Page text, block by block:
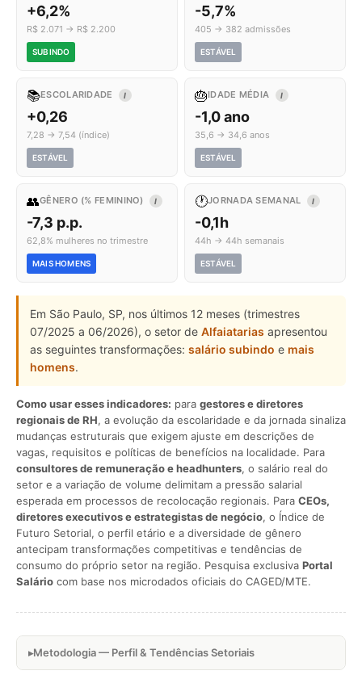
+6,2%
R$ 2.071 → R$ 2.200
SUBINDO
-5,7%
405 → 382 admissões
ESTÁVEL
📚ESCOLARIDADE I
+0,26
7,28 → 7,54 (índice)
ESTÁVEL
🎂IDADE MÉDIA I
-1,0 ano
35,6 → 34,6 anos
ESTÁVEL
👥GÊNERO (% FEMININO) I
-7,3 p.p.
62,8% mulheres no trimestre
MAIS HOMENS
🕐JORNADA SEMANAL I
-0,1h
44h → 44h semanais
ESTÁVEL
Em São Paulo, SP, nos últimos 12 meses (trimestres
07/2025 a 06/2026), o setor de Alfaiatarias apresentou
as seguintes transformações: salário subindo e mais
homens.
Como usar esses indicadores: para gestores e diretores
regionais de RH, a evolução da escolaridade e da jornada sinaliza
mudanças estruturais que exigem ajuste em descrições de
vagas, requisitos e políticas de benefícios na localidade. Para
consultores de remuneração e headhunters, o salário real do
setor e a variação de volume delimitam a pressão salarial
esperada em processos de recolocação regionais. Para CEOs,
diretores executivos e estrategistas de negócio, o Índice de
Futuro Setorial, o perfil etário e a diversidade de gênero
antecipam transformações competitivas e tendências de
consumo do próprio setor na região. Pesquisa exclusiva Portal
Salário com base nos microdados oficiais do CAGED/MTE.
Metodologia — Perfil & Tendências Setoriais